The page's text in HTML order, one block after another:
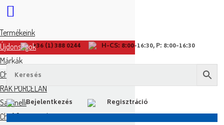
+36 (1) 388 0244 H-CS: 8:00-16:30, P: 8:00-16:30
Bejelentkezés Regisztráció
Termékeink
Újdonságok
Márkák
Churchill
RAK PORCELÁN
Salvinelli
Chef & Sommelier